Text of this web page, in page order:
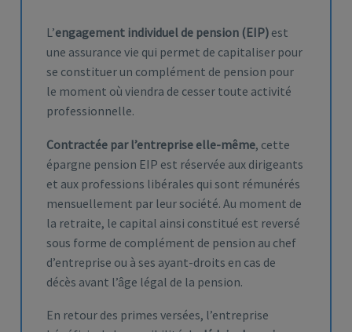
L’engagement individuel de pension (EIP) est
une assurance vie qui permet de capitaliser pour
se constituer un complément de pension pour
le moment où viendra de cesser toute activité
professionnelle.
Contractée par l’entreprise elle-même, cette
épargne pension EIP est réservée aux dirigeants
et aux professions libérales qui sont rémunérés
mensuellement par leur société. Au moment de
la retraite, le capital ainsi constitué est reversé
sous forme de complément de pension au chef
d’entreprise ou à ses ayant-droits en cas de
décès avant l’âge légal de la pension.
En retour des primes versées, l’entreprise